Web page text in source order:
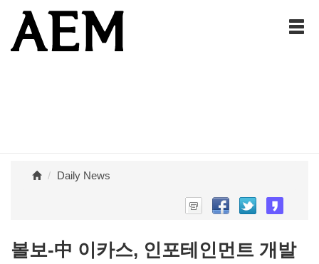
Daily News
볼보-中 이카스, 인포테인먼트 개발